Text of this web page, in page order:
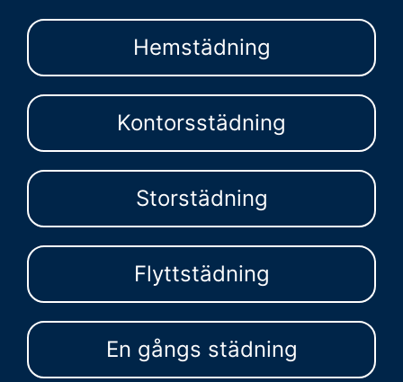
Hemstädning
Kontorsstädning
Storstädning
Flyttstädning
En gångs städning